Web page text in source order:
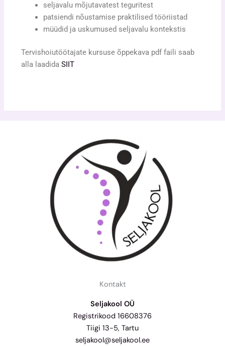
seljavalu mõjutavatest teguritest
patsiendi nõustamise praktilised tööriistad
müüdid ja uskumused seljavalu kontekstis
Tervishoiutöötajate kursuse õppekava pdf faili saab
alla laadidaSIIT
Kontakt
Seljakool OÜ
Registrikood 16608376
Tiigi 13-5, Tartu
seljakool@seljakool.ee